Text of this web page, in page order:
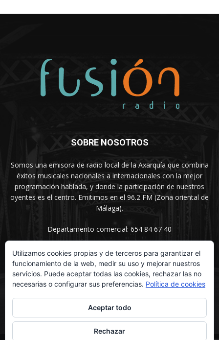
SOBRE NOSOTROS
Somos una emisora de radio local de la Axarquía que combina
éxitos musicales nacionales a internacionales con la mejor
programación hablada, y donde la participación de nuestros
oyentes es el centro. Emitimos en el 96.2 FM (Zona oriental de
Málaga).
Departamento comercial: 654 84 67 40
SÍGUENOS
Utilizamos cookies propias y de terceros para garantizar el
funcionamiento de la web, medir su uso y mejorar nuestros
servicios. Puede aceptar todas las cookies, rechazar las no
necesarias o configurar sus preferencias. Política de cookies
Aceptar todo
Rechazar